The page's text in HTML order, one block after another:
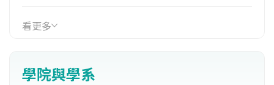
院」。其後本校陸續增設相關系所，奉教育部
有18個學系、23個碩士班、1個碩士學位學程、
看更多
學院與學系